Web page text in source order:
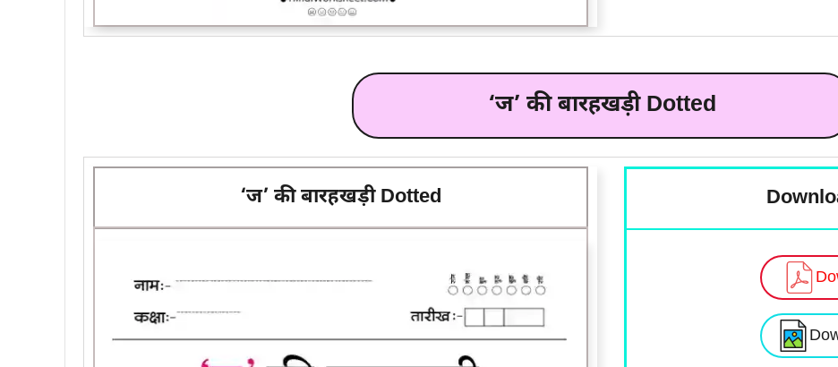
‘ज’ की बारहखड़ी Dotted
‘ज’ की बारहखड़ी Dotted